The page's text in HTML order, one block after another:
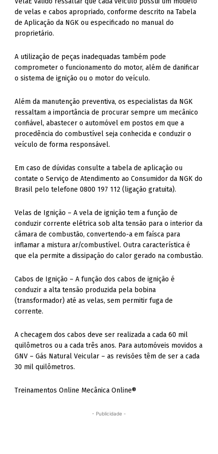
de velas e cabos apropriado, conforme descrito na Tabela
de Aplicação da NGK ou especificado no manual do
proprietário.
A utilização de peças inadequadas também pode
comprometer o funcionamento do motor, além de danificar
o sistema de ignição ou o motor do veículo.
Além da manutenção preventiva, os especialistas da NGK
ressaltam a importância de procurar sempre um mecânico
confiável, abastecer o automóvel em postos em que a
procedência do combustível seja conhecida e conduzir o
veículo de forma responsável.
Em caso de dúvidas consulte a tabela de aplicação ou
contate o Serviço de Atendimento ao Consumidor da NGK do
Brasil pelo telefone 0800 197 112 (ligação gratuita).
Velas de Ignição – A vela de ignição tem a função de
conduzir corrente elétrica sob alta tensão para o interior da
câmara de combustão, convertendo-a em faísca para
inflamar a mistura ar/combustível. Outra característica é
que ela permite a dissipação do calor gerado na combustão.
Cabos de Ignição – A função dos cabos de ignição é
conduzir a alta tensão produzida pela bobina
(transformador) até as velas, sem permitir fuga de
corrente.
A checagem dos cabos deve ser realizada a cada 60 mil
quilômetros ou a cada três anos. Para automóveis movidos a
GNV – Gás Natural Veicular – as revisões têm de ser a cada
30 mil quilômetros.
Treinamentos Online Mecânica Online®
- Publicidade -